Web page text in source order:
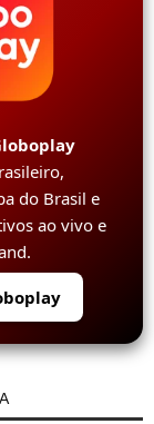
do Brasil e
ao vivo e